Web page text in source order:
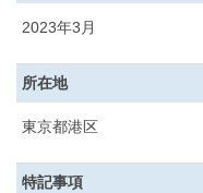
2023年3月
所在地
東京都港区
特記事項